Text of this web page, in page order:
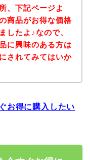
、下記ページよ
商品がお得な価格
したよ♪なので、
に興味のある方は
されてみてはいか
お得に購入したい